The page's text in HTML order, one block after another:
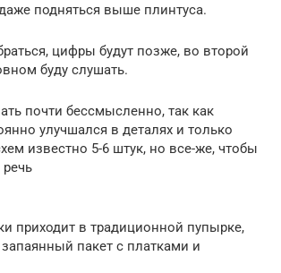
подняться выше плинтуса.
цифры будут позже, во второй
буду слушать.
почти бессмысленно, так как
улучшался в деталях и только
известно 5-6 штук, но все-же, чтобы
приходит в традиционной пупырке,
пакет с платками и